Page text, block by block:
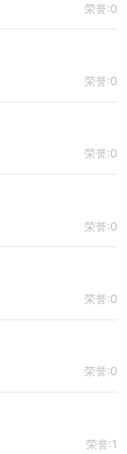
荣誉:0
荣誉:0
荣誉:0
荣誉:0
荣誉:0
荣誉:0
荣誉:1